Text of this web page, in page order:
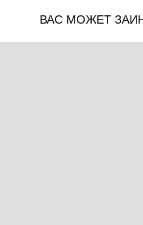
ВАС МОЖЕТ